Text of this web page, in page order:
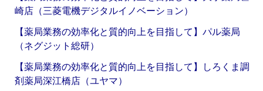
崎店（三菱電機デジタルイノベーション）
【薬局業務の効率化と質的向上を目指して】パル薬局
（ネグジット総研）
【薬局業務の効率化と質的向上を目指して】しろくま調
剤薬局深江橋店（ユヤマ）